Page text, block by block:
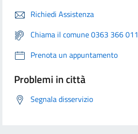
Richiedi Assistenza
Chiama il comune 0363 366 011
Prenota un appuntamento
Problemi in città
Segnala disservizio